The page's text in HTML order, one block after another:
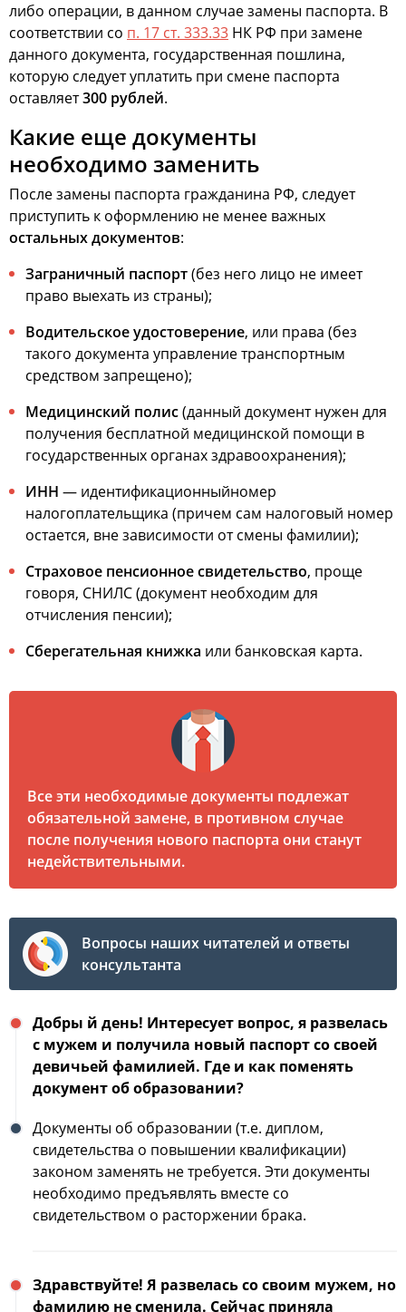
либо операции, в данном случае замены паспорта. В
соответствии со п. 17 ст. 333.33 НК РФ при замене
данного документа, государственная пошлина,
которую следует уплатить при смене паспорта
оставляет300 рублей.
Какие еще документы
необходимо заменить
После замены паспорта гражданина РФ, следует
приступить к оформлению не менее важных
остальных документов:
Заграничный паспорт(без него лицо не имеет
право выехать из страны);
Водительское удостоверение, или права (без
такого документа управление транспортным
средством запрещено);
Медицинский полис(данный документ нужен для
получения бесплатной медицинской помощи в
государственных органах здравоохранения);
ИНН — идентификационныйномер
налогоплательщика (причем сам налоговый номер
остается, вне зависимости от смены фамилии);
Страховое пенсионное свидетельство, проще
говоря, СНИЛС (документ необходим для
отчисления пенсии);
Сберегательная книжка или банковская карта.
Все эти необходимые документы подлежат
обязательной замене, в противном случае
после получения нового паспорта они станут
недействительными.
Вопросы наших читателей и ответы
консультанта
Добры й день! Интересует вопрос, я развелась
с мужем и получила новый паспорт со своей
девичьей фамилией. Где и как поменять
документ об образовании?
Документы об образовании (т.е. диплом,
свидетельства о повышении квалификации)
законом заменять не требуется. Эти документы
необходимо предъявлять вместе со
свидетельством о расторжении брака.
Здравствуйте! Я развелась со своим мужем, но
фамилию не сменила. Сейчас приняла